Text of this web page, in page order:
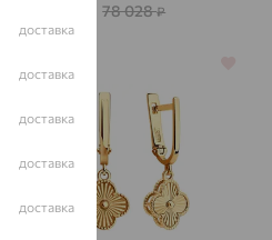
78 028₽
доставка
доставка
доставка
доставка
доставка